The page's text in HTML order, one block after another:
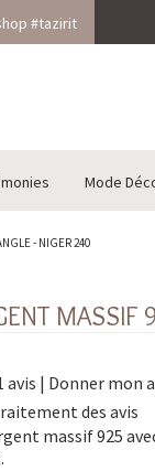
#tazirit
Mode
- NIGER 240
MASSIF
avis | Donner mon
des avis
massif 925